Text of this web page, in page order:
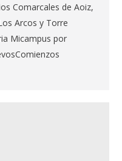
Comarcales de Aoiz,
Arcos y Torre
Micampus por